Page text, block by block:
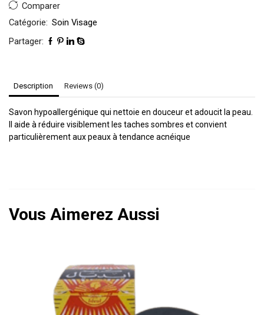
Comparer
Catégorie: Soin Visage
Partager:
Description Reviews (0)
Savon hypoallergénique qui nettoie en douceur et adoucit la peau.
Il aide à réduire visiblement les taches sombres et convient
particulièrement aux peaux à tendance acnéique
Vous Aimerez Aussi